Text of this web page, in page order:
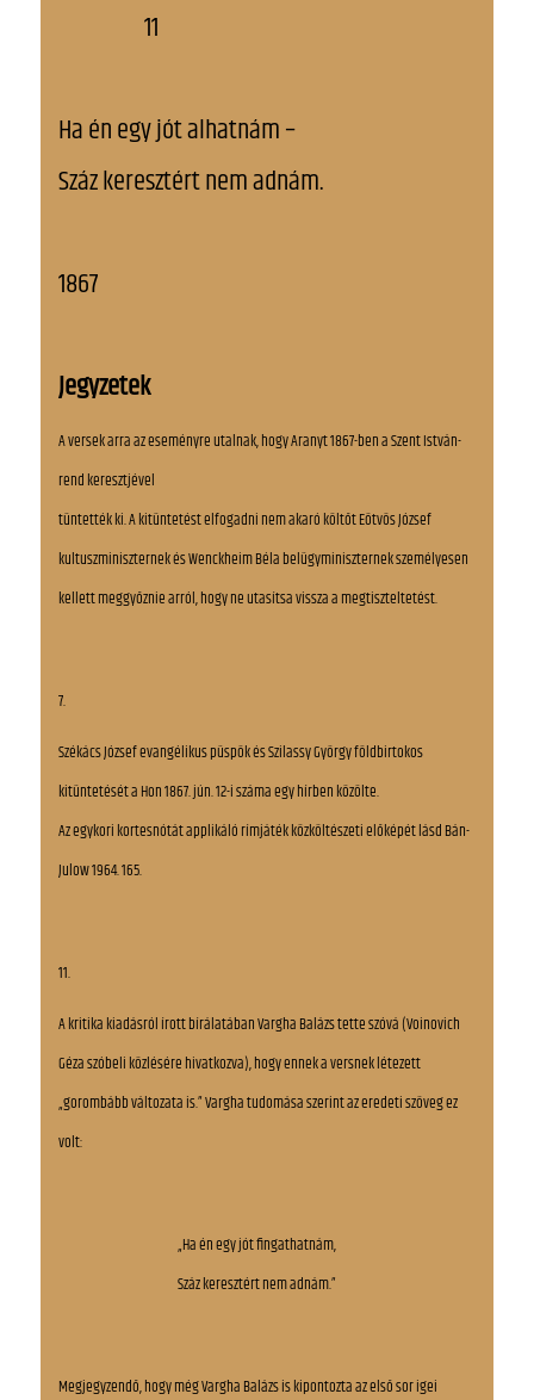
11
Ha én egy jót alhatnám –
Száz keresztért nem adnám.
1867
Jegyzetek
A versek arra az eseményre utalnak, hogy Aranyt 1867-ben a Szent István-
rend keresztjével
tüntették ki. A kitüntetést elfogadni nem akaró költőt Eötvös József
kultuszminiszternek és Wenckheim Béla belügyminiszternek személyesen
kellett meggyőznie arról, hogy ne utasítsa vissza a megtiszteltetést.
7.
Székács József evangélikus püspök és Szilassy György földbirtokos
kitüntetését a Hon 1867. jún. 12-i száma egy hírben közölte.
Az egykori kortesnótát applikáló rímjáték közköltészeti előképét lásd Bán-
Julow 1964. 165.
11.
A kritika kiadásról írott bírálatában Vargha Balázs tette szóvá (Voinovich
Géza szóbeli közlésére hivatkozva), hogy ennek a versnek létezett
„gorombább változata is.” Vargha tudomása szerint az eredeti szöveg ez
volt:
„Ha én egy jót fingathatnám,
Száz keresztért nem adnám.”
Megjegyzendő, hogy még Vargha Balázs is kipontozta az első sor igei